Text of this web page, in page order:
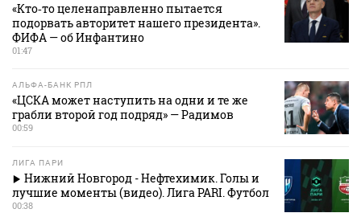
«Кто‑то целенаправленно пытается
подорвать авторитет нашего президента».
ФИФА — об Инфантино
01:47
АЛЬФА-БАНК РПЛ
«ЦСКА может наступить на одни и те же
грабли второй год подряд» — Радимов
00:59
ЛИГА ПАРИ
Нижний Новгород - Нефтехимик. Голы и
лучшие моменты (видео). Лига PARI. Футбол
00:38